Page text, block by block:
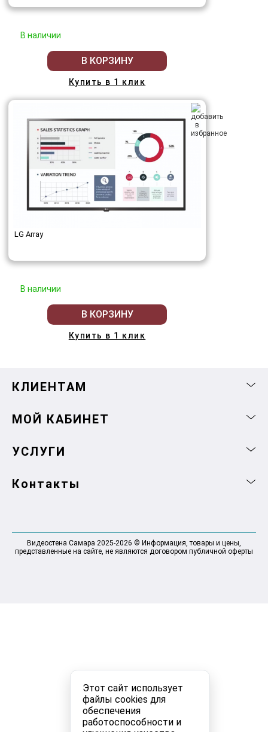
Этот сайт использует
файлы cookies для
обеспечения
работоспособности и
В наличии
В КОРЗИНУ
Купить в 1 клик
LG Array
В наличии
В КОРЗИНУ
Купить в 1 клик
КЛИЕНТАМ
МОЙ КАБИНЕТ
УСЛУГИ
Контакты
Видеостена Самара 2025-2026 © Информация, товары и цены,
представленные на сайте, не являются договором публичной оферты